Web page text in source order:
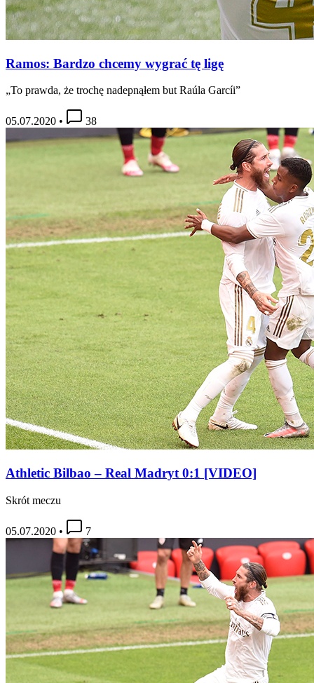
Ramos: Bardzo chcemy wygrać tę ligę
„To prawda, że trochę nadepnąłem but Raúla Garcíi”
05.07.2020 • 38
Athletic Bilbao – Real Madryt 0:1 [VIDEO]
Skrót meczu
05.07.2020 • 7